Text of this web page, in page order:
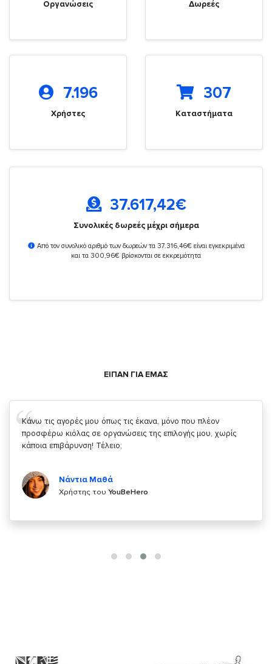
Οργανώσεις Δωρεές
7.196
Χρήστες
307
Καταστήματα
37.617,42€
Συνολικές δωρεές μέχρι σήμερα
Από τον συνολικό αριθμό των δωρεών τα 37.316,46€ είναι εγκεκριμένα
και τα 300,96€ βρίσκονται σε εκκρεμότητα
ΕΙΠΑΝ ΓΙΑ ΕΜΑΣ
Σας ευχαριστώ που μας δίνετε την δυνατότητα να κάνουμε
κάτι!
Χρήστης τουYouBeHero